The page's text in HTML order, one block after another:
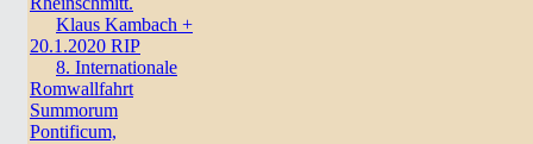
Klaus Kambach +
20.1.2020 RIP
8. Internationale
Romwallfahrt
Summorum
Pontificum,